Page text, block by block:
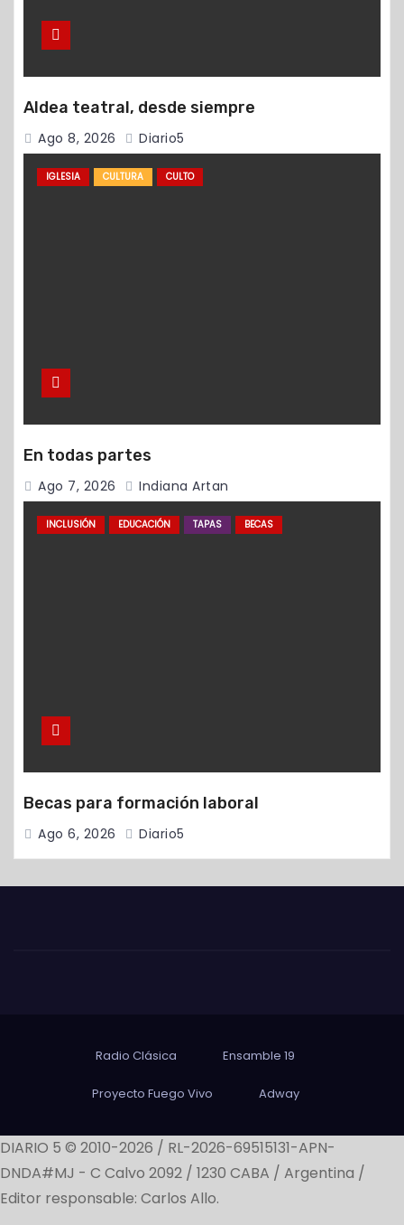
Aldea teatral, desde siempre
Ago 8, 2026 Diario5
IGLESIA CULTURA CULTO
En todas partes
Ago 7, 2026 Indiana Artan
INCLUSIÓN EDUCACIÓN TAPAS BECAS
Becas para formación laboral
Ago 6, 2026 Diario5
Radio Clásica Ensamble 19
Proyecto Fuego Vivo Adway
DIARIO 5 © 2010-2026 / RL-2026-69515131-APN-
DNDA#MJ - C Calvo 2092 / 1230 CABA / Argentina /
Editor responsable: Carlos Allo.